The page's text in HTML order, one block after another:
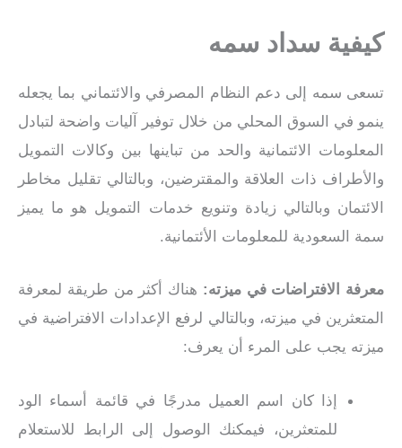
كيفية سداد سمه
تسعى سمه إلى دعم النظام المصرفي والائتماني بما يجعله
ينمو في السوق المحلي من خلال توفير آليات واضحة لتبادل
المعلومات الائتمانية والحد من تباينها بين وكالات التمويل
والأطراف ذات العلاقة والمقترضين، وبالتالي تقليل مخاطر
الائتمان وبالتالي زيادة وتنويع خدمات التمويل هو ما يميز
سمة السعودية للمعلومات الأئتمانية.
معرفة الافتراضات في ميزته: هناك أكثر من طريقة لمعرفة
المتعثرين في ميزته، وبالتالي لرفع الإعدادات الافتراضية في
ميزته يجب على المرء أن يعرف:
إذا كان اسم العميل مدرجًا في قائمة أسماء الود
للمتعثرين، فيمكنك الوصول إلى الرابط للاستعلام